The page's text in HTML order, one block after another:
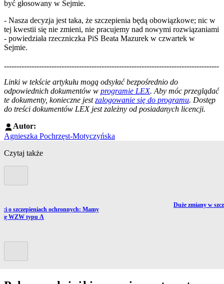
być głosowany w Sejmie.
- Nasza decyzja jest taka, że szczepienia będą obowiązkowe; nic w
tej kwestii się nie zmieni, nie pracujemy nad nowymi rozwiązaniami
- powiedziała rzeczniczka PiS Beata Mazurek w czwartek w
Sejmie.
--------------------------------------------------------------------------------------
Linki w tekście artykułu mogą odsyłać bezpośrednio do
odpowiednich dokumentów w programie LEX. Aby móc przeglądać
te dokumenty, konieczne jestzalogowanie się do programu. Dostęp
do treści dokumentów LEX jest zależny od posiadanych licencji.
Autor:
Agnieszka Pochrzęst-Motyczyńska
Czytaj także
do artykułu:
o szczepieniach ochronnych: Mamy
WZW typu A
Przejdź do
Duże zmiany w